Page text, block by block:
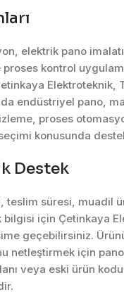
elektrik pano
proses kontrol
Elektroteknik,
endüstriyel pano,
proses
konusunda
Destek
teslim süresi, muadil
için Çetinkaya
geçebilirsiniz.
netleştirmek için
veya eski ürün